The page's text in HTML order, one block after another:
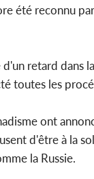
été reconnu
retard dans
toutes les
ont
d'être à la
la Russie.